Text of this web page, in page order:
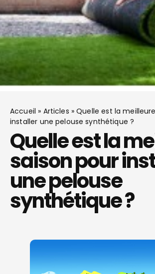
Accueil » Articles »Quelle est la
installer une pelouse synthétique ?
Quelle est la
saison pour
une pelouse
synthétique ?